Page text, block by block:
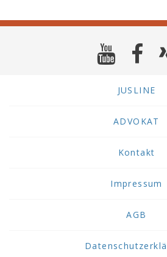
JUSLINE
ADVOKAT
Kontakt
Impressum
AGB